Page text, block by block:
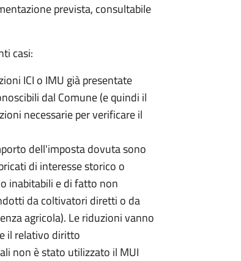
prevista, consultabile
casi:
ICI o IMU già presentate
dal Comune (e quindi il
necessarie per verificare il
dell'imposta dovuta sono
di interesse storico o
inabitabili e di fatto non
da coltivatori diretti o da
agricola). Le riduzioni vanno
il relativo diritto
non è stato utilizzato il MUI